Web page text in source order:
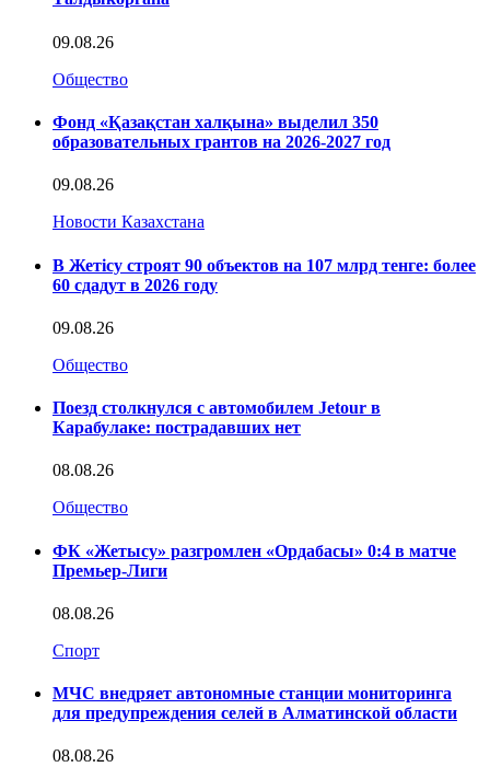
09.08.26
Общество
Фонд «Қазақстан халқына» выделил 350
образовательных грантов на 2026-2027 год
09.08.26
Новости Казахстана
В Жетісу строят 90 объектов на 107 млрд тенге: более
60 сдадут в 2026 году
09.08.26
Общество
Поезд столкнулся с автомобилем Jetour в
Карабулаке: пострадавших нет
08.08.26
Общество
ФК «Жетысу» разгромлен «Ордабасы» 0:4 в матче
Премьер-Лиги
08.08.26
Спорт
МЧС внедряет автономные станции мониторинга
для предупреждения селей в Алматинской области
08.08.26